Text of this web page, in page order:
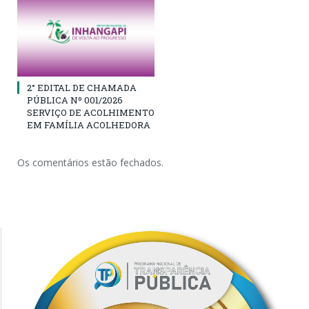
2° EDITAL DE CHAMADA
PÚBLICA Nº 001/2026
SERVIÇO DE ACOLHIMENTO
EM FAMÍLIA ACOLHEDORA
Os comentários estão fechados.